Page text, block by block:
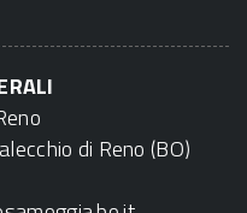
di Reno (BO)